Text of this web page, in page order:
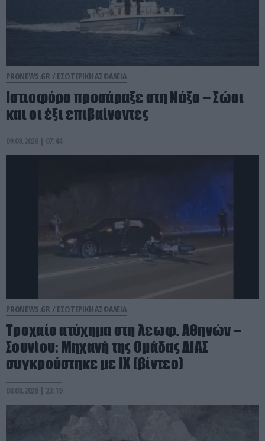
PRONEWS.GR / ΕΣΩΤΕΡΙΚΗ ΑΣΦΑΛΕΙΑ
Ιστιοφόρο προσάραξε στη Νάξο – Σώοι
και οι έξι επιβαίνοντες
09.08.2026 | 07:44
PRONEWS.GR / ΕΣΩΤΕΡΙΚΗ ΑΣΦΑΛΕΙΑ
Τροχαίο ατύχημα στη λεωφ. Αθηνών –
Σουνίου: Μηχανή της Ομάδας ΔΙΑΣ
συγκρούστηκε με ΙΧ (βίντεο)
08.08.2026 | 23:19